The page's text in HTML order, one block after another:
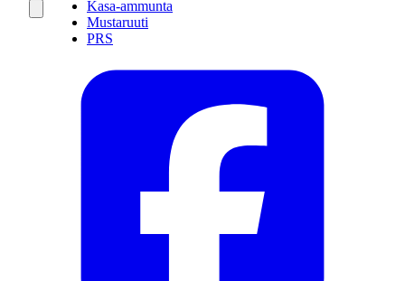
Kasa-ammunta
Mustaruuti
PRS